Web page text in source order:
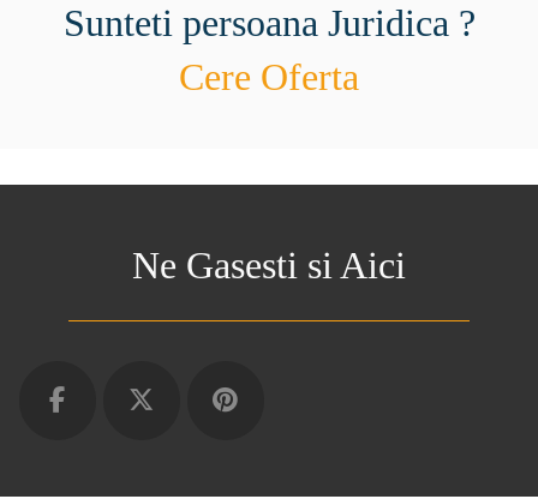
Sunteti persoana Juridica ?
Cere Oferta
Ne Gasesti si Aici